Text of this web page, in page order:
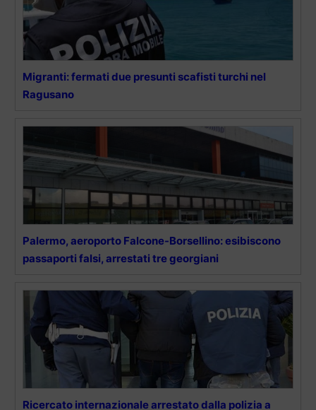
Migranti: fermati due presunti scafisti turchi nel
Ragusano
Palermo, aeroporto Falcone-Borsellino: esibiscono
passaporti falsi, arrestati tre georgiani
Ricercato internazionale arrestato dalla polizia a